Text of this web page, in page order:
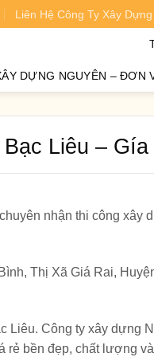
Liên Hệ Công Ty Xây
DỰNG NGUYÊN – ĐƠN
Liêu – Gía
nhận thi công xây
Thị Xã Giá Rai,
Liêu. Công ty xây dựng
rẻ bền đẹp, chất lượng
chính xác 95%.